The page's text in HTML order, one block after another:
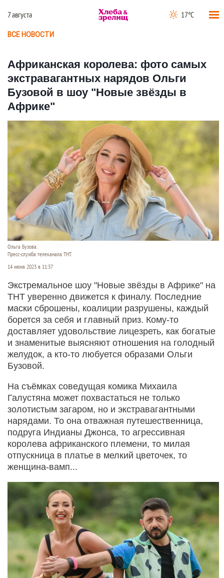
7 августа 17°C
ВСЕ НОВОСТИ
Африканская королева: фото самых
экстравагантных нарядов Ольги
Бузовой в шоу "Новые звёзды в
Африке"
Ольга Бузова.
Пресс-служба телеканала ТНТ.
14 июня 2023 в 11:37
Экстремальное шоу "Новые звёзды в Африке" на
ТНТ уверенно движется к финалу. Последние
маски сброшены, коалиции разрушены, каждый
борется за себя и главный приз. Кому-то
доставляет удовольствие лицезреть, как богатые
и знаменитые выясняют отношения на голодный
желудок, а кто-то любуется образами Ольги
Бузовой.
На съёмках соведущая комика Михаила
Галустяна может похвастаться не только
золотистым загаром, но и экстравагантными
нарядами. То она отважная путешественница,
подруга Индианы Джонса, то агрессивная
королева африканского племени, то милая
отпускница в платье в мелкий цветочек, то
женщина-вамп...